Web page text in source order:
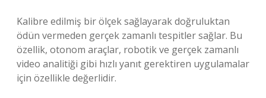
Kalibre edilmiş bir ölçek sağlayarak doğruluktan
ödün vermeden gerçek zamanlı tespitler sağlar. Bu
özellik, otonom araçlar, robotik ve gerçek zamanlı
video analitiği gibi hızlı yanıt gerektiren uygulamalar
için özellikle değerlidir.